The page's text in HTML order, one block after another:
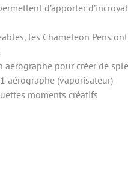
d’apporter
les Chameleon Pens
pour créer de
aérographe (vaporisateur)
moments créatifs